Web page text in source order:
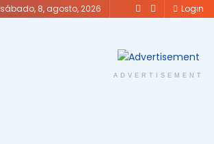
sábado, 8, agosto, 2026 Login
ADVERTISEMENT